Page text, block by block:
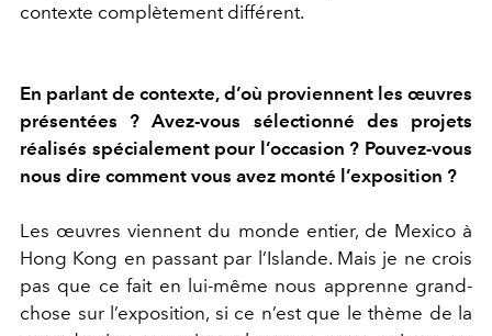
contexte complètement différent.
En parlant de contexte, d’où proviennent les œuvres
présentées ? Avez-vous sélectionné des projets
réalisés spécialement pour l’occasion ? Pouvez-vous
nous dire comment vous avez monté l’exposition ?
Les œuvres viennent du monde entier, de Mexico à
Hong Kong en passant par l’Islande. Mais je ne crois
pas que ce fait en lui-même nous apprenne grand-
chose sur l’exposition, si ce n’est que le thème de la